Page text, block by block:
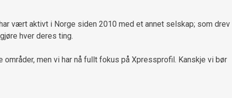
vært aktivt i Norge siden 2010 med et annet selskap; som drev
hver deres ting.
men vi har nå fullt fokus på Xpressprofil. Kanskje vi bør